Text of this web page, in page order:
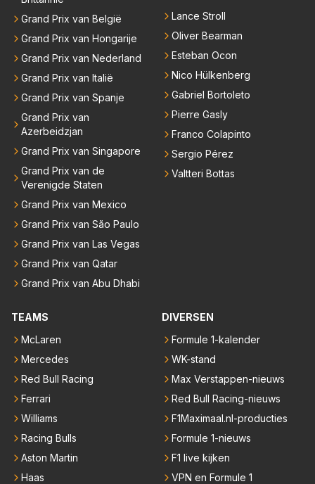
Grand Prix van België
Grand Prix van Hongarije
Grand Prix van Nederland
Grand Prix van Italië
Grand Prix van Spanje
Grand Prix van
Azerbeidzjan
Grand Prix van Singapore
Grand Prix van de
Verenigde Staten
Grand Prix van Mexico
Grand Prix van São Paulo
Grand Prix van Las Vegas
Grand Prix van Qatar
Grand Prix van Abu Dhabi
Lance Stroll
Oliver Bearman
Esteban Ocon
Nico Hülkenberg
Gabriel Bortoleto
Pierre Gasly
Franco Colapinto
Sergio Pérez
Valtteri Bottas
TEAMS
McLaren
Mercedes
Red Bull Racing
Ferrari
Williams
Racing Bulls
Aston Martin
Haas
DIVERSEN
Formule 1-kalender
WK-stand
Max Verstappen-nieuws
Red Bull Racing-nieuws
F1Maximaal.nl-producties
Formule 1-nieuws
F1 live kijken
VPN en Formule 1